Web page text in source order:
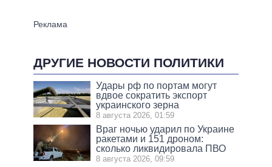
ДРУГИЕ НОВОСТИ ПОЛИТИКИ
Удары рф по портам могут
вдвое сократить экспорт
украинского зерна
8 августа 2026, 01:59
Враг ночью ударил по Украине
ракетами и 151 дроном:
сколько ликвидировала ПВО
8 августа 2026, 09:59